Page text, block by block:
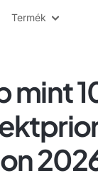
Termék
mint